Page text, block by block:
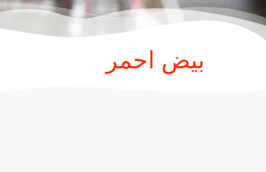
بيض احمر